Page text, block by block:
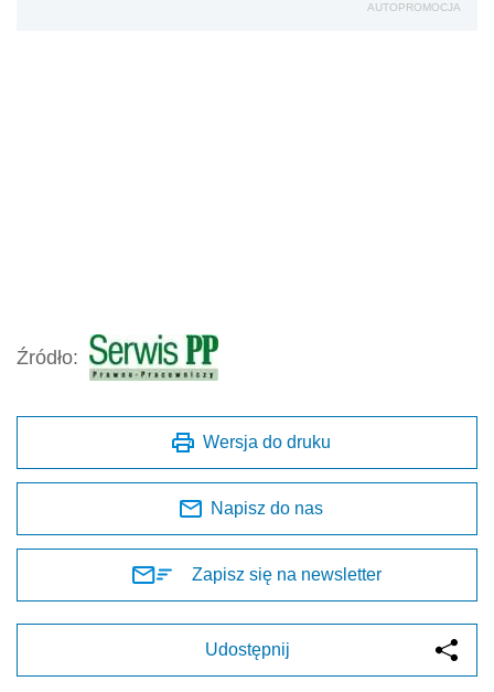
AUTOPROMOCJA
Źródło:
Wersja do druku
Napisz do nas
Zapisz się na newsletter
Udostępnij